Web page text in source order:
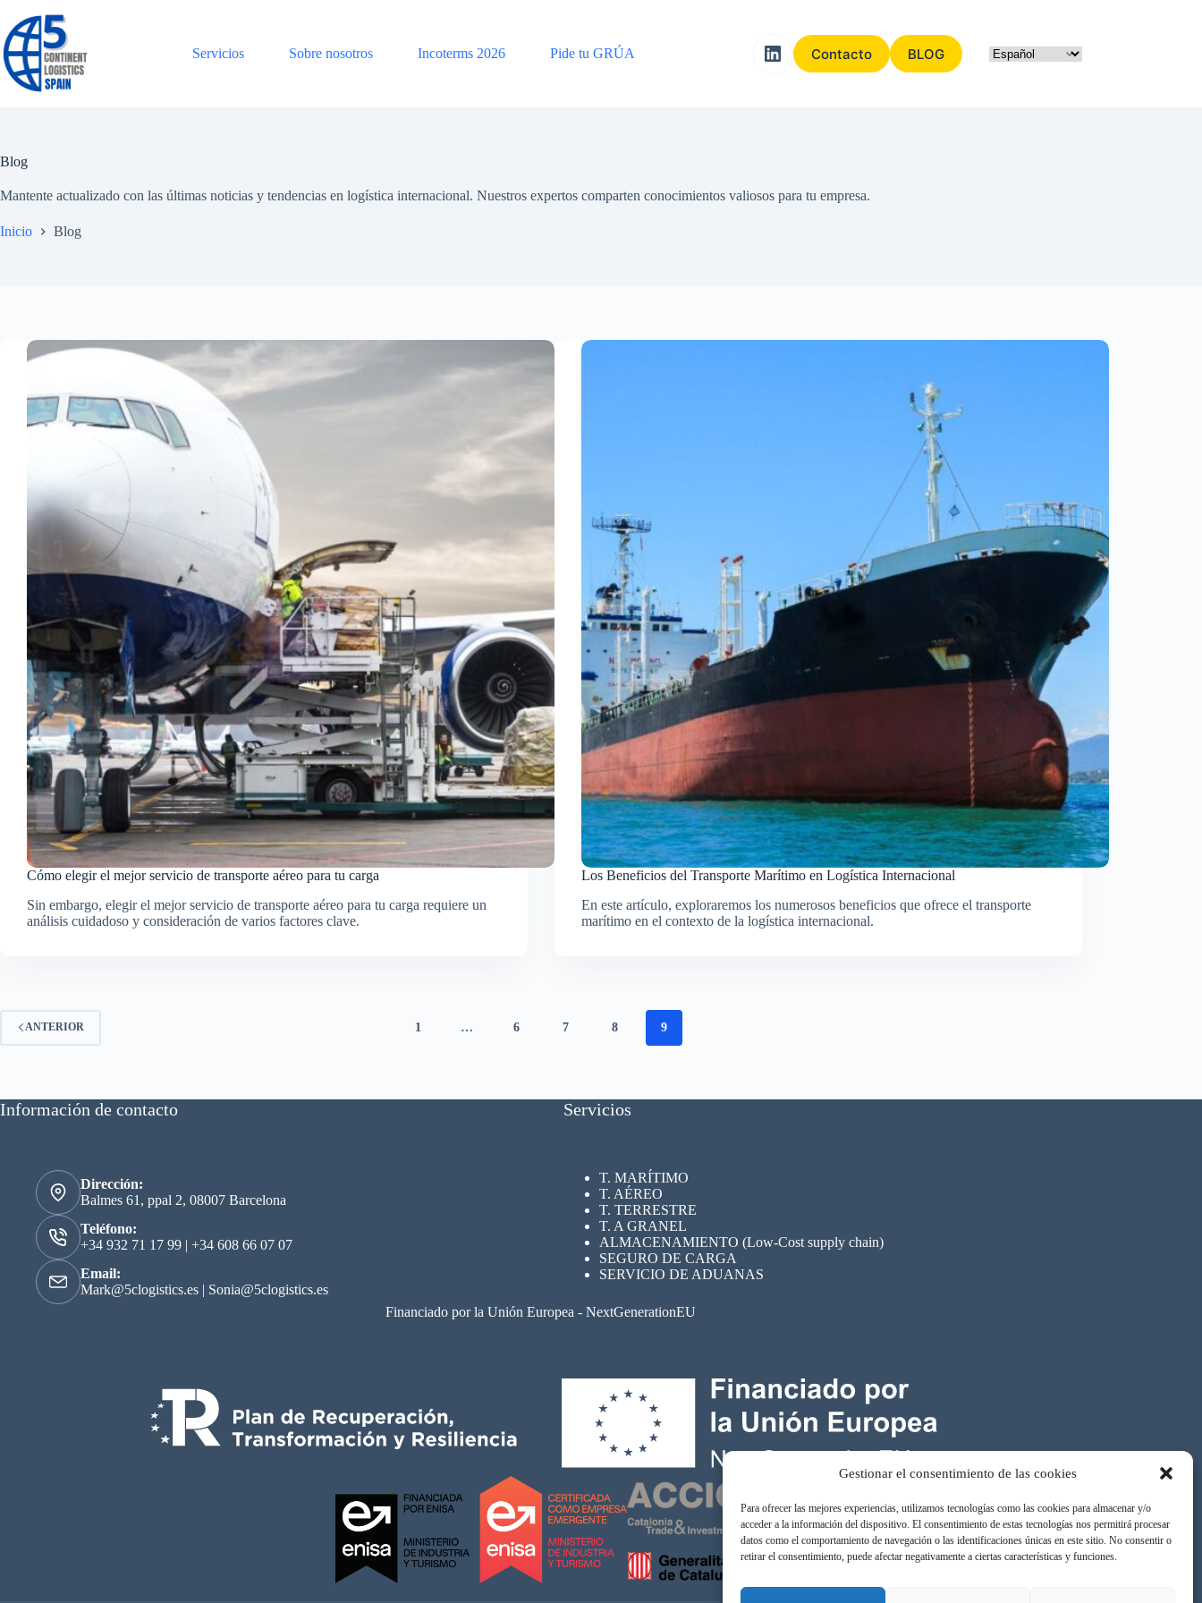
Gestionar el consentimiento de las cookies
Para ofrecer las mejores experiencias, utilizamos tecnologías como las cookies para almacenar y/o
acceder a la información del dispositivo. El consentimiento de estas tecnologías nos permitirá procesar
datos como el comportamiento de navegación o las identificaciones únicas en este sitio. No consentir o
retirar el consentimiento, puede afectar negativamente a ciertas características y funciones.
contenido
Servicios
Sobre nosotros Incoterms 2026 Pide tu GRÚA Contacto BLOG
Blog
Mantente actualizado con las últimas noticias y tendencias en logística internacional. Nuestros expertos comparten conocimientos valiosos para tu empresa.
Inicio Blog
Cómo elegir el mejor servicio de transporte aéreo para tu carga
Sin embargo, elegir el mejor servicio de transporte aéreo para tu carga requiere un
análisis cuidadoso y consideración de varios factores clave.
Los Beneficios del Transporte Marítimo en Logística Internacional
En este artículo, exploraremos los numerosos beneficios que ofrece el transporte
marítimo en el contexto de la logística internacional.
ANTERIOR 1 … 6 7 8 9
Información de contacto
Dirección:
Balmes 61, ppal 2, 08007 Barcelona
Teléfono:
+34 932 71 17 99 | +34 608 66 07 07
Email:
Mark@5clogistics.es | Sonia@5clogistics.es
Servicios
T. MARÍTIMO
T. AÉREO
T. TERRESTRE
T. A GRANEL
ALMACENAMIENTO (Low-Cost supply chain)
SEGURO DE CARGA
SERVICIO DE ADUANAS
Financiado por la Unión Europea - NextGenerationEU